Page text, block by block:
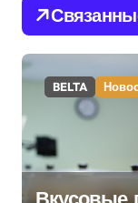
г
а
и
я
BELTA